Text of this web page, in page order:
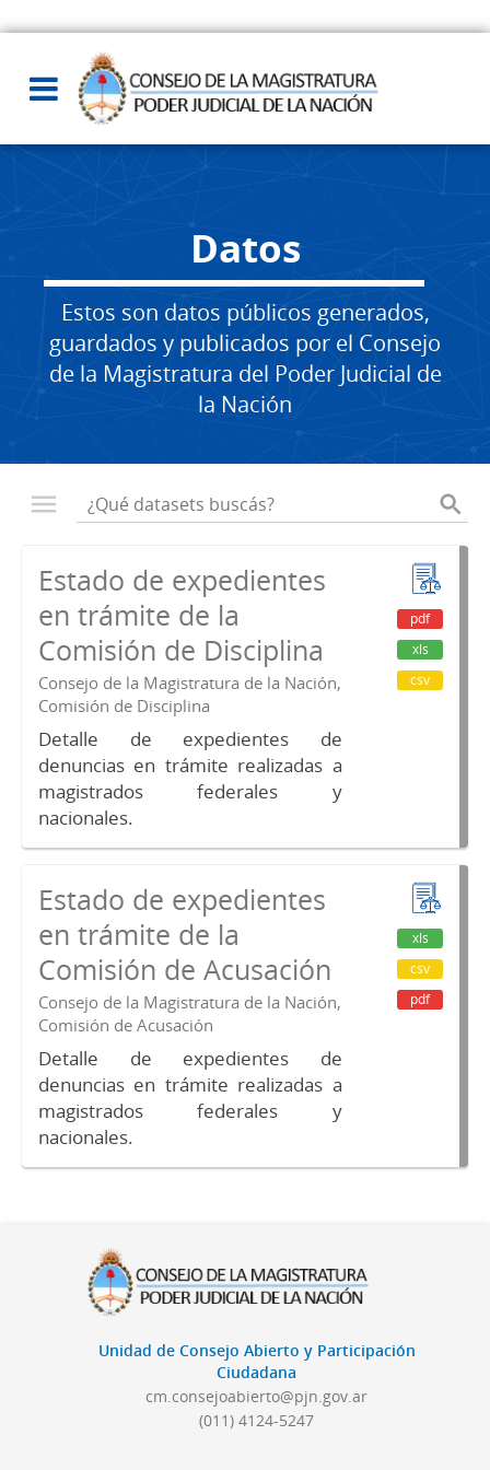
Datos
Estos son datos públicos generados,
guardados y publicados por el Consejo
de la Magistratura del Poder Judicial de
la Nación
Estado de expedientes
en trámite de la
Comisión de Disciplina
Consejo de la Magistratura de la Nación,
Comisión de Disciplina
Detalle de expedientes de
denuncias en trámite realizadas a
magistrados federales y
nacionales.
pdf
xls
csv
Estado de expedientes
en trámite de la
Comisión de Acusación
Consejo de la Magistratura de la Nación,
Comisión de Acusación
Detalle de expedientes de
denuncias en trámite realizadas a
magistrados federales y
nacionales.
xls
csv
pdf
Unidad de Consejo Abierto y Participación
Ciudadana
cm.consejoabierto@pjn.gov.ar
(011) 4124-5247